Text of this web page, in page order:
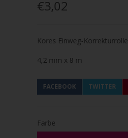
€3,02
Kores Einweg-
4,2 mm x 8 m
FACEBOOK TWITTER
Farbe